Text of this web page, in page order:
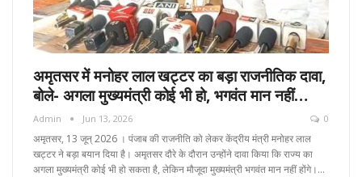
अमृतसर में मनोहर लाल खट्टर का बड़ा राजनीतिक दावा,
बोले- अगला मुख्यमंत्री कोई भी हो, भगवंत मान नहीं…
Admin Jun 13, 2026 0
अमृतसर, 13 जून्‌ 2026 । पंजाब की राजनीति को लेकर केंद्रीय मंत्री मनोहर लाल
खट्टर ने बड़ा बयान दिया है। अमृतसर दौरे के दौरान उन्होंने दावा किया कि राज्य का
अगला मुख्यमंत्री कोई भी हो सकता है, लेकिन मौजूदा मुख्यमंत्री भगवंत मान नहीं होंगे।…